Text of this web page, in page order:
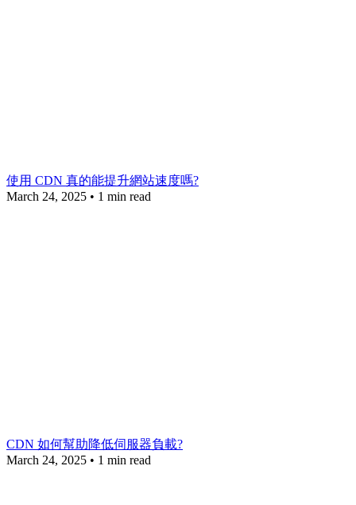
使用 CDN 真的能提升網站速度嗎?
March 24, 2025 • 1 min read
CDN 如何幫助降低伺服器負載?
March 24, 2025 • 1 min read